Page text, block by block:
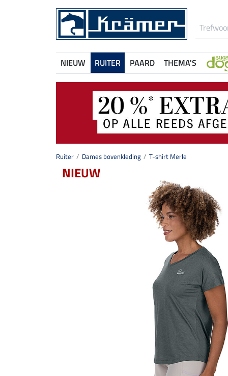
NIEUW RUITER PAARD THEMA'S
Ruiter Dames bovenkleding T-shirt Merle
NIEUW